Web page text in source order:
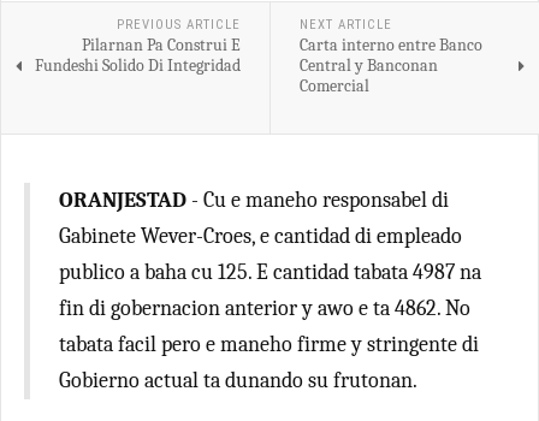
PREVIOUS ARTICLE
Pilarnan Pa Construi E
Fundeshi Solido Di Integridad
NEXT ARTICLE
Carta interno entre Banco
Central y Banconan
Comercial
ORANJESTAD - Cu e maneho responsabel di
Gabinete Wever-Croes, e cantidad di empleado
publico a baha cu 125. E cantidad tabata 4987 na
fin di gobernacion anterior y awo e ta 4862. No
tabata facil pero e maneho firme y stringente di
Gobierno actual ta dunando su frutonan.